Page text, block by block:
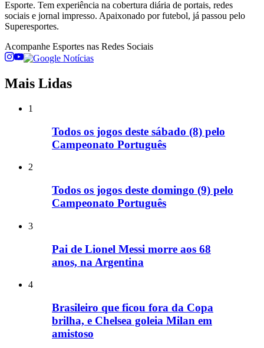
Esporte. Tem experiência na cobertura diária de portais, redes
sociais e jornal impresso. Apaixonado por futebol, já passou pelo
Superesportes.
Acompanhe Esportes nas Redes Sociais
Mais Lidas
1
Todos os jogos deste sábado (8) pelo
Campeonato Português
2
Todos os jogos deste domingo (9) pelo
Campeonato Português
3
Pai de Lionel Messi morre aos 68
anos, na Argentina
4
Brasileiro que ficou fora da Copa
brilha, e Chelsea goleia Milan em
amistoso